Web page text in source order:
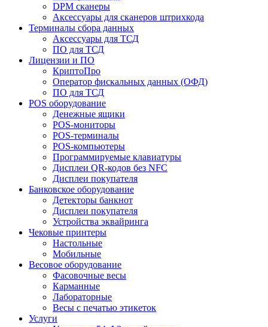
DPM сканеры
Аксессуары для сканеров штрихкода
Терминалы сбора данных
Аксессуары для ТСД
ПО для ТСД
Лицензии и ПО
КриптоПро
Оператор фискальных данных (ОФД)
ПО для ТСД
POS оборудование
Денежные ящики
POS-мониторы
POS-терминалы
POS-компьютеры
Программируемые клавиатуры
Дисплеи QR-кодов без NFC
Дисплеи покупателя
Банковское оборудование
Детекторы банкнот
Дисплеи покупателя
Устройства эквайринга
Чековые принтеры
Настольные
Мобильные
Весовое оборудование
Фасовочные весы
Карманные
Лабораторные
Весы с печатью этикеток
Услуги